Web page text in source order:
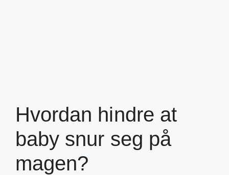
Hvordan hindre at
baby snur seg på
magen?